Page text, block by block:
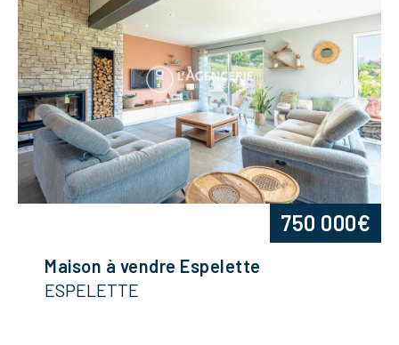
Maison à vendre Espelette
ESPELETTE
750 000€